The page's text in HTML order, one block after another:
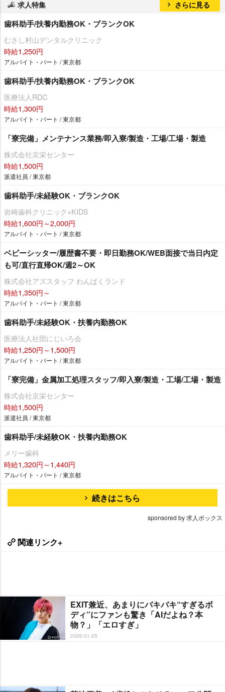
求人特集 さらに見る
歯科助手/扶養内勤務OK・ブランクOK
むさし村山デンタルクリニック
時給1,250円
アルバイト・パート / 東京都
歯科助手/扶養内勤務OK・ブランクOK
医療法人RDC
時給1,300円
アルバイト・パート / 東京都
「寮完備」メンテナンス業務/即入寮/製造・工場/工場・製造
株式会社京栄センター
時給1,500円
派遣社員 / 東京都
歯科助手/未経験OK・ブランクOK
崎歯科クリニック+KIDS
時給1,600円～2,000円
アルバイト・パート / 東京都
ベビーシッター/履歴書不要・即日勤務OK/WEB面接で当日内定
も可/直行直帰OK/週2～OK
株式会社アズスタッフ わんぱくランド
時給1,350円～
アルバイト・パート / 東京都
歯科助手/未経験OK・扶養内勤務OK
医療法人社団にじいろ会
時給1,250円～1,500円
アルバイト・パート / 東京都
「寮完備」金属加工処理スタッフ/即入寮/製造・工場/工場・製造
株式会社京栄センター
時給1,500円
派遣社員 / 東京都
歯科助手/未経験OK・扶養内勤務OK
メリー歯科
時給1,320円～1,440円
アルバイト・パート / 東京都
続きはこちら
sponsored by 求人ボックス
関連リンク+
EXIT兼近、あまりにバキバキ“すぎるボ
ディ”にファンも驚き「AIだよね？本
物？」「エロすぎ」
2026-01-05